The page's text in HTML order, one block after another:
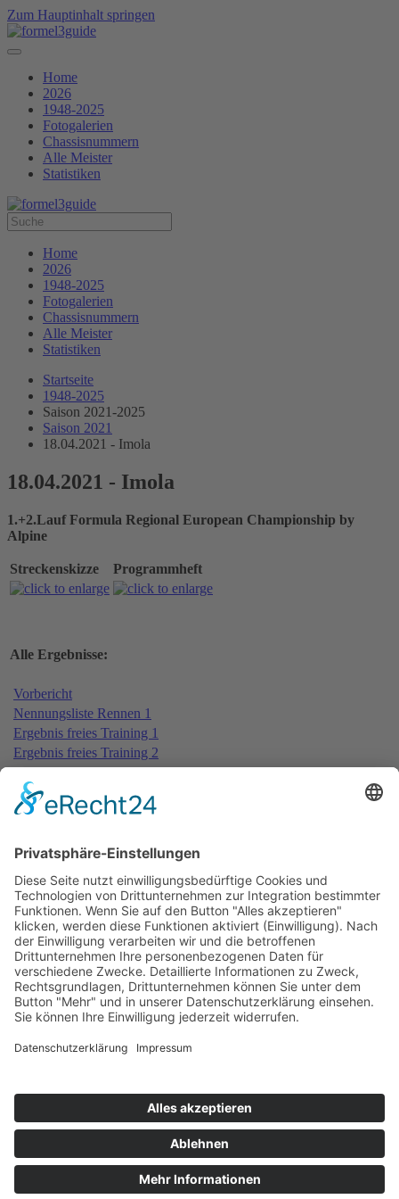
Zum Hauptinhalt springen
Home
2026
1948-2025
Fotogalerien
Chassisnummern
Alle Meister
Statistiken
Home
2026
1948-2025
Fotogalerien
Chassisnummern
Alle Meister
Statistiken
Startseite
1948-2025
Saison 2021-2025
Saison 2021
18.04.2021 - Imola
18.04.2021 - Imola
1.+2.Lauf Formula Regional European Championship by
Alpine
Streckenskizze Programmheft
Alle Ergebnisse:
Vorbericht
Nennungsliste Rennen 1
Ergebnis freies Training 1
Ergebnis freies Training 2
Bericht freies Training
Ergebnis Zeittraining 2
Bericht Zeittraining 2
Ergebnis Rennen 1
Original Zeitnahme
Nennungsliste Rennen 2
Ergebnis Zeittraining 1
Original Zeitnahme
Bericht Zeittraining 1
Startaufstellung Rennen 2
Ergebnis Rennen 2
Original Zeitnahme
Bericht Rennen 2
Impressum
Jahrbuch
Cookie-Einstellungen